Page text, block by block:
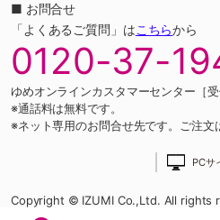
■ お問合せ
「よくあるご質問」はこちらから
0120-37-
ゆめオンラインカスタマーセンター［
※通話料は無料です。
※ネット専用のお問合せ先です。ご注文
PCサ
Copyright © IZUMI Co.,Ltd. All rights